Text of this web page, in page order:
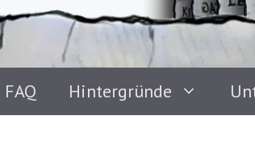
FAQ Hintergründe